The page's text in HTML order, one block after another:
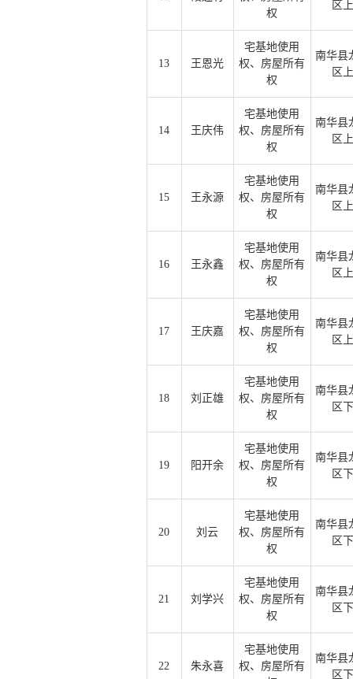
权
区
13 王恩光
宅基地使用
权、房屋所有
权
南华县
区
14 王庆伟
宅基地使用
权、房屋所有
权
南华县
区
15 王永源
宅基地使用
权、房屋所有
权
南华县
区
16 王永鑫
宅基地使用
权、房屋所有
权
南华县
区
17 王庆嘉
宅基地使用
权、房屋所有
权
南华县
区
18 刘正雄
宅基地使用
权、房屋所有
权
南华县
区
19 阳开余
宅基地使用
权、房屋所有
权
南华县
区
20 刘云
宅基地使用
权、房屋所有
权
南华县
区
21 刘学兴
宅基地使用
权、房屋所有
权
南华县
区
22 朱永喜
宅基地使用
权、房屋所有
南华县
区